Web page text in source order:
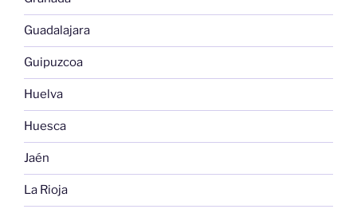
Guadalajara
Guipuzcoa
Huelva
Huesca
Jaén
La Rioja